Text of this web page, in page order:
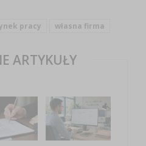
pracy własna firma
ARTYKUŁY